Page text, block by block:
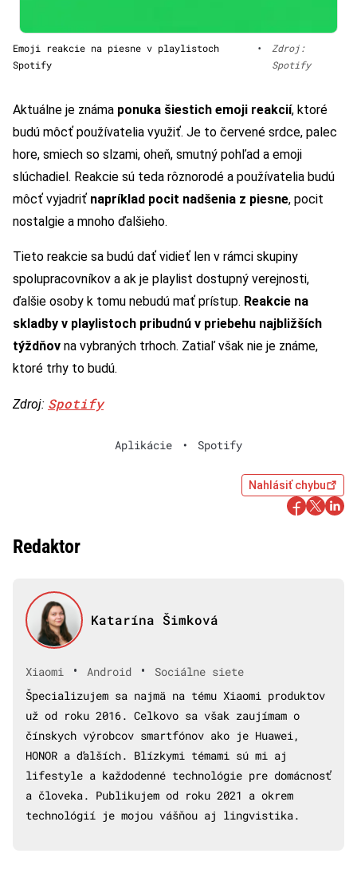
Emoji reakcie na piesne v playlistoch
Spotify
•
Zdroj:
Spotify
Aktuálne je známa ponuka šiestich emoji reakcií, ktoré
budú môcť používatelia využiť. Je to červené srdce, palec
hore, smiech so slzami, oheň, smutný pohľad a emoji
slúchadiel. Reakcie sú teda rôznorodé a používatelia budú
môcť vyjadriť napríklad pocit nadšenia z piesne, pocit
nostalgie a mnoho ďalšieho.
Tieto reakcie sa budú dať vidieť len v rámci skupiny
spolupracovníkov a ak je playlist dostupný verejnosti,
ďalšie osoby k tomu nebudú mať prístup. Reakcie na
skladby v playlistoch pribudnú v priebehu najbližších
týždňov na vybraných trhoch. Zatiaľ však nie je známe,
ktoré trhy to budú.
Zdroj: Spotify
Aplikácie • Spotify
Nahlásiť chybu
Redaktor
Katarína Šimková
Xiaomi • Android •
Sociálne siete
Špecializujem sa najmä na tému Xiaomi produktov
už od roku 2016. Celkovo sa však zaujímam o
čínskych výrobcov smartfónov ako je Huawei,
HONOR a ďalších. Blízkymi témami sú mi aj
lifestyle a každodenné technológie pre domácnosť
a človeka. Publikujem od roku 2021 a okrem
technológií je mojou vášňou aj lingvistika.